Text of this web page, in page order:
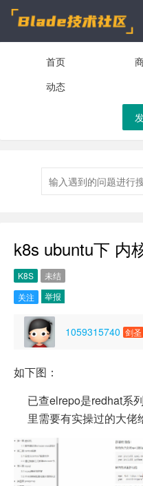
首页
动态
k8s ubuntu下 内
K8S
未结
关注
举报
1059315740 剑圣
如下图：
已查elrepo是redhat系
里需要有实操过的大佬